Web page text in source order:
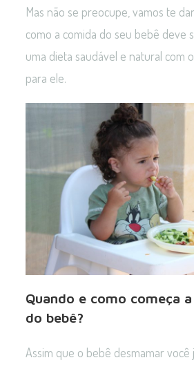
Mas não se preocupe, vamos te
como a comida do seu bebê deve
uma dieta saudável e natural com
para ele.
Quando e como começa
do bebê?
Assim que o bebê desmamar